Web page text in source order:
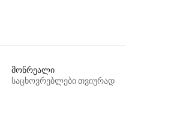
მონრეალი
საცხოვრებლები თვიურად